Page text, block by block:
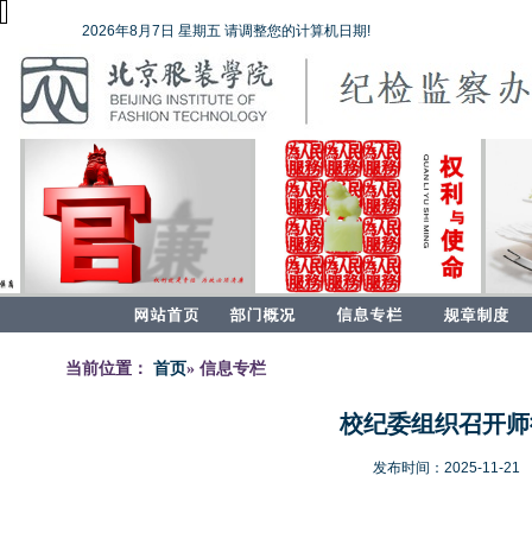
2026年8月7日 星期五 请调整您的计算机日期!
当前位置： 首页» 信息专栏
校纪委组织召开
发布时间：2025-11-